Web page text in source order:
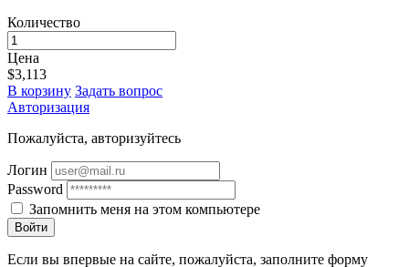
Количество
Цена
$3,113
В корзину Задать вопрос
Авторизация
Пожалуйста, авторизуйтесь
Логин
Password
Запомнить меня на этом компьютере
Войти
Если вы впервые на сайте, пожалуйста, заполните форму